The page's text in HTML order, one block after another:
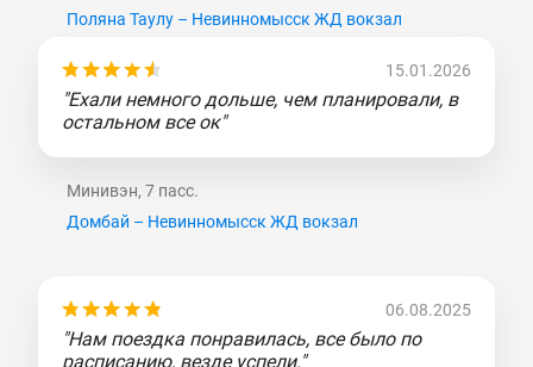
Поляна Таулу – Невинномысск ЖД вокзал
15.01.2026
"Ехали немного дольше, чем планировали, в
остальном все ок"
Минивэн, 7 пасс.
Домбай – Невинномысск ЖД вокзал
06.08.2025
"Нам поездка понравилась, все было по
расписанию, везде успели."